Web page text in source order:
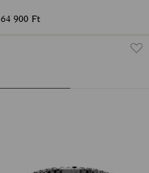
64 900 Ft